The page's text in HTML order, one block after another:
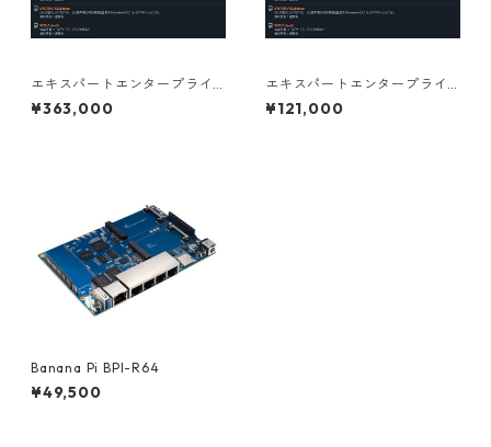
エキスパートエンタープライ
ズサブスクリプションライセ
ンス 1年 法人（過去3年平均年
¥363,000
エキスパートエンタープライ
ズサブスクリプションライセ
ンス 1年 法人（過去3年平均年
¥121,000
Banana Pi BPI-R64
¥49,500